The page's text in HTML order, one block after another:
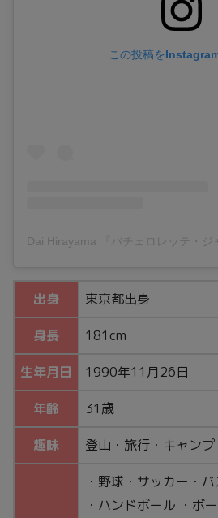
この投稿を
出身 東京都出身
身長 181cm
生年月日 1990年11月26日
年齢 31歳
趣味 登山・旅行・キャン
・野球・サッカー・
・ハンドボール ・ボ